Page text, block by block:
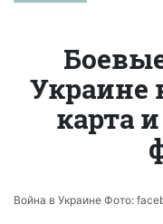
Украине
карта
Война в Украине Фото: